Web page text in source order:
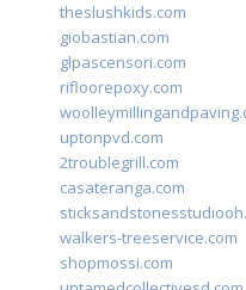
theslushkids.com
giobastian.com
glpascensori.com
rifloorepoxy.com
uptonpvd.com
2troublegrill.com
casateranga.com
walkers-treeservice.com
shopmossi.com